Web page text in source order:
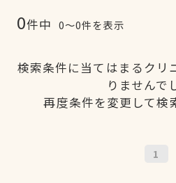
0件中 0〜0件を表示
検索条件に当てはまるクリ
りませんで
再度条件を変更して検
1